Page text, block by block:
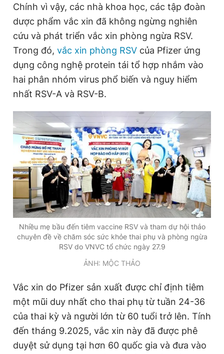
Theo dõi báo trên
Hotline Liên hệ quảng cáo
0908 780 404
Tổng biên tập: Nguyễn Ngọc Toàn
Phó tổng biên tập thường trực: Hải Thành
Phó tổng biên tập: Lâm Hiếu Dũng
Phó tổng biên tập: Trần Việt Hưng
Tổng thư ký tòa soạn: Đức Trung
Giấy phép xuất bản số 110/GP - BTTTT cấp ngày 24.3.2020
© 2003-2026 Bản quyền thuộc về Báo Thanh Niên. Cấm sao
chép dưới mọi hình thức nếu không có sự chấp thuận bằng văn
bản. Phát triển bởi ePi Technologies, JSC.
Chính vì vậy, các nhà khoa học, các tập đoàn
dược phẩm vắc xin đã không ngừng nghiên
cứu và phát triển vắc xin phòng ngừa RSV.
Trong đó, vắc xin phòng RSV của Pfizer ứng
dụng công nghệ protein tái tổ hợp nhắm vào
hai phân nhóm virus phổ biến và nguy hiểm
nhất RSV-A và RSV-B.
Nhiều mẹ bầu đến tiêm vaccine RSV và tham dự hội thảo
chuyên đề về chăm sóc sức khỏe thai phụ và phòng ngừa
RSV do VNVC tổ chức ngày 27.9
ẢNH: MỘC THẢO
Vắc xin do Pfizer sản xuất được chỉ định tiêm
một mũi duy nhất cho thai phụ từ tuần 24-36
của thai kỳ và người lớn từ 60 tuổi trở lên. Tính
đến tháng 9.2025, vắc xin này đã được phê
duyệt sử dụng tại hơn 60 quốc gia và đưa vào